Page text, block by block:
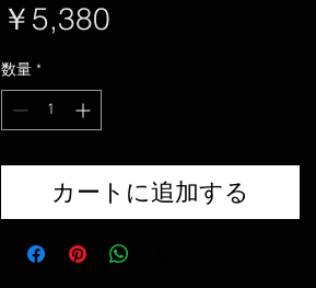
￥5,380価
数量 *
カートに追加する